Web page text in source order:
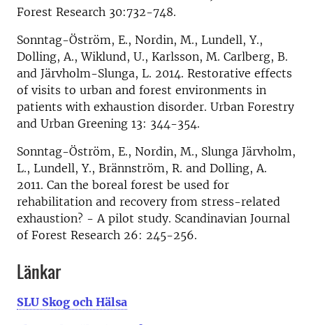
Forest Research 30:732-748.
Sonntag-Öström, E., Nordin, M., Lundell, Y.,
Dolling, A., Wiklund, U., Karlsson, M. Carlberg, B.
and Järvholm-Slunga, L. 2014. Restorative effects
of visits to urban and forest environments in
patients with exhaustion disorder. Urban Forestry
and Urban Greening 13: 344-354.
Sonntag-Öström, E., Nordin, M., Slunga Järvholm,
L., Lundell, Y., Brännström, R. and Dolling, A.
2011. Can the boreal forest be used for
rehabilitation and recovery from stress-related
exhaustion? - A pilot study. Scandinavian Journal
of Forest Research 26: 245-256.
Länkar
SLU Skog och Hälsa